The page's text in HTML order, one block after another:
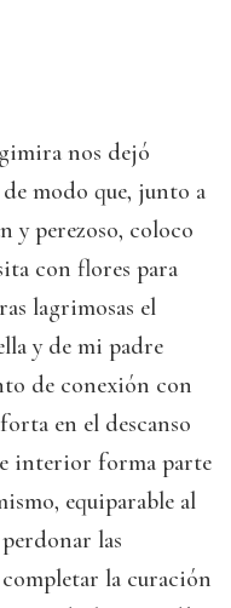
nos dejó
modo que, junto a
y perezoso, coloco
con flores para
lagrimosas el
y de mi padre
de conexión con
en el descanso
interior forma parte
equiparable al
las
la curación